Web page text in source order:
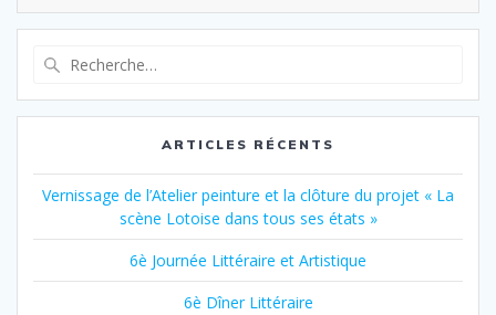
:
ARTICLES RÉCENTS
Vernissage de l’Atelier peinture et la clôture du projet « La
scène Lotoise dans tous ses états »
6è Journée Littéraire et Artistique
6è Dîner Littéraire